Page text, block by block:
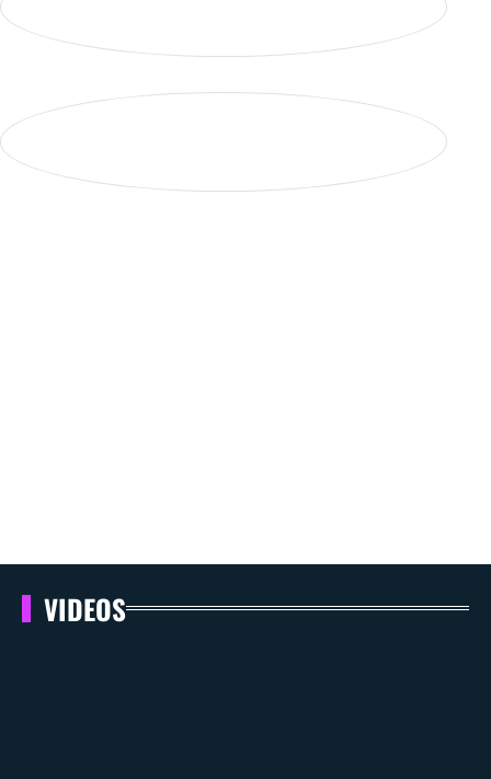
VIDEOS